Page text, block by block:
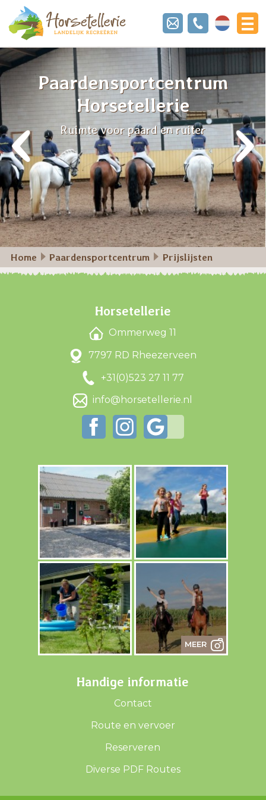
Paardensportcentrum
Horsetellerie
Ruimte voor paard en ruiter
‹ ›
Home Paardensportcentrum Prijslijsten
Handige informatie
Contact
Route en vervoer
Reserveren
Diverse PDF Routes
Horsetellerie
Ommerweg 11
7797 RD Rheezerveen
+31(0)523 27 11 77
info@horsetellerie.nl